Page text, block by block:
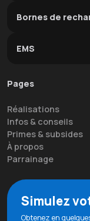
Bornes de
EMS
Pages
Réalisations
Infos & conseils
Primes & subsides
À propos
Parrainage
Simulez
Obtenez en